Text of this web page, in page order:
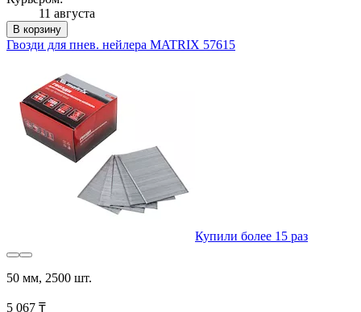
11 августа
В корзину
Гвозди для пнев. нейлера MATRIX 57615
Купили более 15 раз
50 мм, 2500 шт.
5 067 ₸